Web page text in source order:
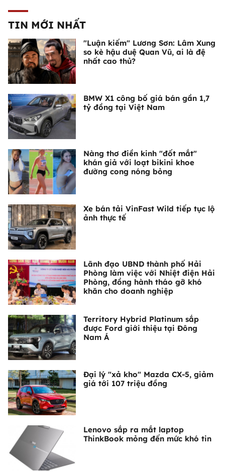
TIN MỚI NHẤT
"Luận kiếm" Lương Sơn: Lâm Xung
so kè hậu duệ Quan Vũ, ai là đệ
nhất cao thủ?
BMW X1 công bố giá bán gần 1,7
tỷ đồng tại Việt Nam
Nàng thơ điền kinh "đốt mắt"
khán giả với loạt bikini khoe
đường cong nóng bỏng
Xe bán tải VinFast Wild tiếp tục lộ
ảnh thực tế
Lãnh đạo UBND thành phố Hải
Phòng làm việc với Nhiệt điện Hải
Phòng, đồng hành tháo gỡ khó
khăn cho doanh nghiệp
Territory Hybrid Platinum sắp
được Ford giới thiệu tại Đông
Nam Á
Đại lý "xả kho" Mazda CX-5, giảm
giá tới 107 triệu đồng
Lenovo sắp ra mắt laptop
ThinkBook mỏng đến mức khó tin